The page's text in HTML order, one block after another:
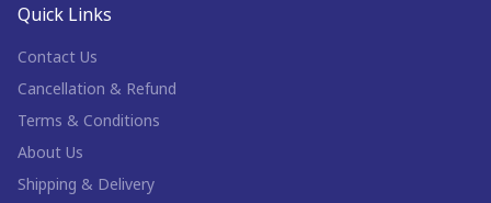
Quick Links
Contact Us
Cancellation & Refund
Terms & Conditions
About Us
Shipping & Delivery